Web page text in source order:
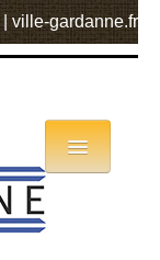
ville-gardanne.fr